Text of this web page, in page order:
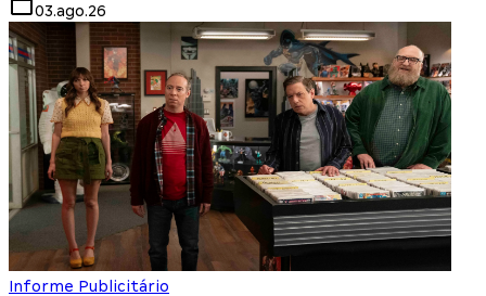
03.ago.26
Informe Publicitário